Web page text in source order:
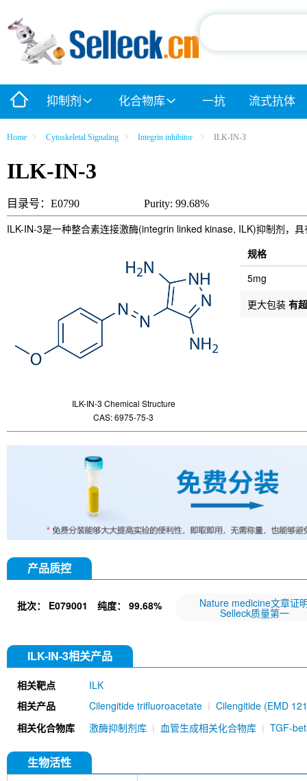
抑制剂 化合物库 一抗 流式抗体
Home Cytoskeletal Signaling Integrin inhibitor ILK-IN-3
ILK-IN-3
目录号：E0790 Purity: 99.68%
ILK-IN-3是一种整合素连接激酶(integrin linked kinase, ILK)抑制剂，
ILK-IN-3 Chemical Structure
CAS: 6975-75-3
规格
5mg
更大包装 有
产品质控
批次： E079001 纯度： 99.68% Nature medicine文章证
Selleck质量第一
ILK-IN-3相关产品
相关靶点
ILK
相关产品
Cilengitide trifluoroacetate
Cilengitide (EMD
OSU-T315
A286982 GLPG0187
相关化合物库 激酶抑制剂库 血管生成相关化合物库 TGF-
生物活性